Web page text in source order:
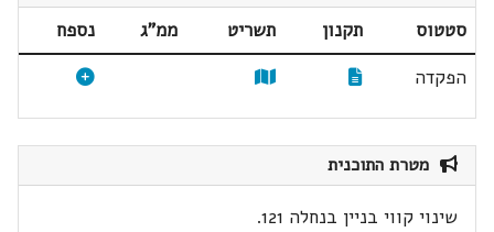
סטטוס תקנון תשריט ממ"ג
נספח
הפקדה
מטרת התוכנית
שינוי קווי בניין בנחלה 121.